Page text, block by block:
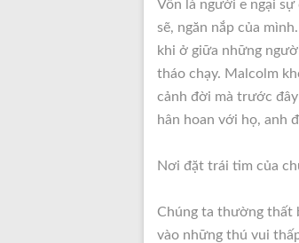
Vốn là người e ngại
sẽ, ngăn nắp của
khi ở giữa những
tháo chạy. Malcolm
cảnh đời mà trước
hân hoan với họ, anh
Nơi đặt trái tim của
Chúng ta thường thất
vào những thú vui